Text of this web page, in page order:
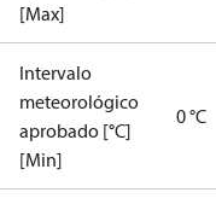
[Max]
Intervalo
meteorológico
aprobado [°C]
[Min]
0 °C